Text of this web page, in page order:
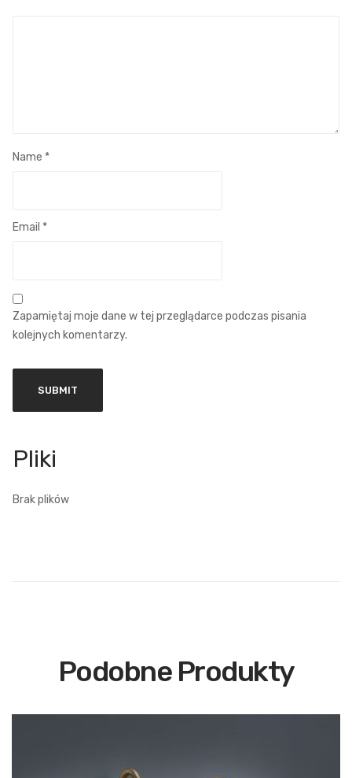
Name *
Email *
Zapamiętaj moje dane w tej przeglądarce podczas pisania
kolejnych komentarzy.
Brak plików
Podobne Produkty